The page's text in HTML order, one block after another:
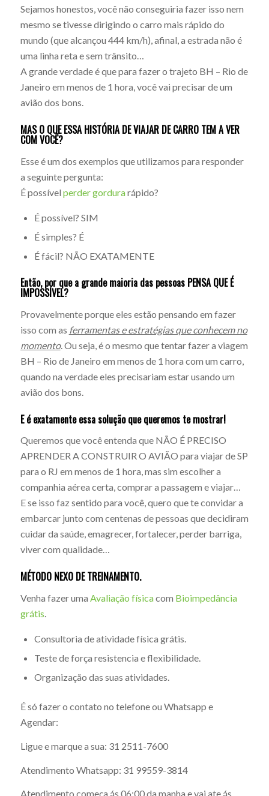
Sejamos honestos, você não conseguiria fazer isso nem
mesmo se tivesse dirigindo o carro mais rápido do
mundo (que alcançou 444 km/h), afinal, a estrada não é
uma linha reta e sem trânsito…
A grande verdade é que para fazer o trajeto BH – Rio de
Janeiro em menos de 1 hora, você vai precisar de um
avião dos bons.
MAS O QUE ESSA HISTÓRIA DE VIAJAR DE CARRO TEM A VER
COM VOCÊ?
Esse é um dos exemplos que utilizamos para responder
a seguinte pergunta:
É possível perder gordurarápido?
É possível? SIM
É simples? É
É fácil? NÃO EXATAMENTE
Então, por que a grande maioria das pessoas PENSA QUE É
IMPOSSÍVEL?
Provavelmente porque eles estão pensando em fazer
isso com as ferramentas e estratégias que conhecem no
momento. Ou seja, é o mesmo que tentar fazer a viagem
BH – Rio de Janeiro em menos de 1 hora com um carro,
quando na verdade eles precisariam estar usando um
avião dos bons.
E é exatamente essa solução que queremos te mostrar!
Queremos que você entenda que NÃO É PRECISO
APRENDER A CONSTRUIR O AVIÃO para viajar de SP
para o RJ em menos de 1 hora, mas sim escolher a
companhia aérea certa, comprar a passagem e viajar…
E se isso faz sentido para você, quero que te convidar a
embarcar junto com centenas de pessoas que decidiram
cuidar da saúde, emagrecer, fortalecer, perder barriga,
viver com qualidade…
MÉTODO NEXODE TREINAMENTO.
Venha fazer uma Avaliação físicacom Bioimpedância
grátis.
Consultoria de atividade física grátis.
Teste de força resistencia e flexibilidade.
Organização das suas atividades.
É só fazer o contato no telefone ou Whatsapp e
Agendar:
Ligue e marque a sua: 31 2511-7600
Atendimento Whatsapp: 31 99559-3814
Atendimento começa ás 06:00 da manha e vai ate ás